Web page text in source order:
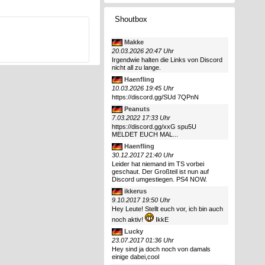
Shoutbox
Makke
20.03.2026 20:47 Uhr
Irgendwie halten die Links von Discord
nicht all zu lange.
Haenfling
10.03.2026 19:45 Uhr
https://discord.gg/SUd 7QPnN
Peanuts
7.03.2022 17:33 Uhr
https://discord.gg/xxG spu5U
MELDET EUCH MAL...
Haenfling
30.12.2017 21:40 Uhr
Leider hat niemand im TS vorbei
geschaut. Der Großteil ist nun auf
Discord umgestiegen. PS4 NOW.
ikkerus
9.10.2017 19:50 Uhr
Hey Leute! Stellt euch vor, ich bin auch
noch aktiv!
IkkE
Lucky
23.07.2017 01:36 Uhr
Hey sind ja doch noch von damals
einige dabei,cool